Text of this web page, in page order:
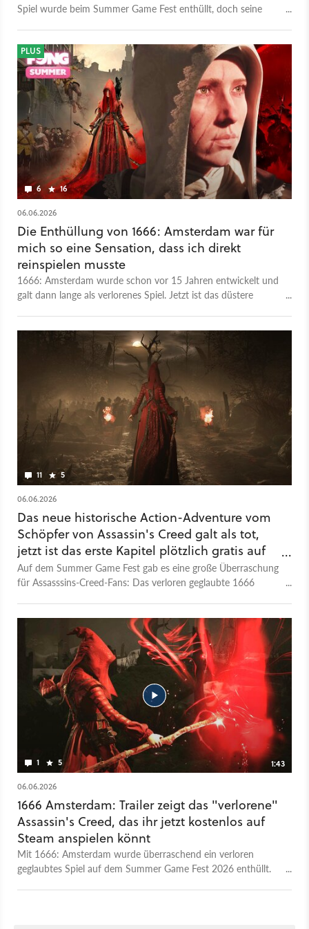
Spiel wurde beim Summer Game Fest enthüllt, doch seine
die Rechte daran allerdings verloren. 2016 bekam er sie
zurück, seither hat man aber nichts Neues davon gehört. Jetzt
soll das düstere Adventure 2026 in den Early Access gehen.
6 16
PLUS
06.06.2026
Die Enthüllung von 1666: Amsterdam war für
mich so eine Sensation, dass ich direkt
reinspielen musste
1666: Amsterdam wurde schon vor 15 Jahren entwickelt und
galt dann lange als verlorenes Spiel. Jetzt ist das düstere
11 5
06.06.2026
Das neue historische Action-Adventure vom
Schöpfer von Assassin's Creed galt als tot,
jetzt ist das erste Kapitel plötzlich gratis auf
Steam
Auf dem Summer Game Fest gab es eine große Überraschung
für Assasssins-Creed-Fans: Das verloren geglaubte 1666
1 5
1:43
06.06.2026
1666 Amsterdam: Trailer zeigt das "verlorene"
Assassin's Creed, das ihr jetzt kostenlos auf
Steam anspielen könnt
Mit 1666: Amsterdam wurde überraschend ein verloren
geglaubtes Spiel auf dem Summer Game Fest 2026 enthüllt.